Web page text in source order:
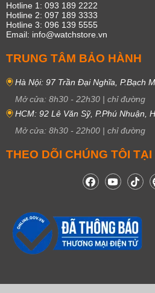
Hotline 1: 093 189 2222
Hotline 2: 097 189 3333
Hotline 3: 096 139 5555
Email: info@watchstore.vn
TRUNG TÂM BẢO HÀNH
Hà Nội: 97 Trần Đại Nghĩa, P.Bạch
Mở cửa: 8h30 - 22h30 | chỉ đường
HCM: 92 Lê Văn Sỹ, P.Phú Nhuận,
Mở cửa: 8h30 - 22h00 | chỉ đường
THEO DÕI CHÚNG TÔI TẠI